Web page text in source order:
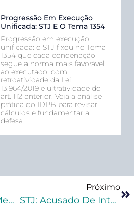
Progressão Em Execução
Unificada: STJ E O Tema 1354
Progressão em execução
unificada: o STJ fixou no Tema
1354 que cada condenação
segue a norma mais favorável
ao executado, com
retroatividade da Lei
13.964/2019 e ultratividade do
art. 112 anterior. Veja a análise
prática do IDPB para revisar
cálculos e fundamentar a
defesa.
Como Vencer O Medo De Começar Na Advocacia Criminal
Próximo
STJ: Acusado De Integrar Organização Atuante No Tráfico Interestadual De Armas E Drogas Continuará Preso